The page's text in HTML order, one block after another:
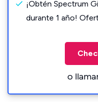
¡Obtén Spectrum
durante 1 año!
o